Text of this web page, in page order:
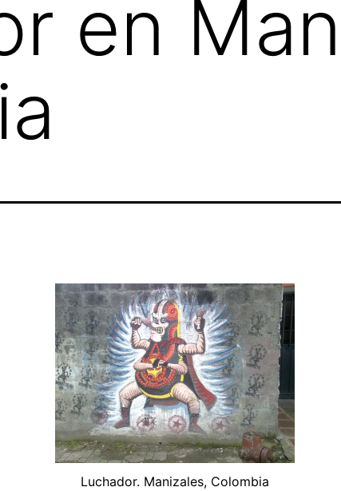
en
Luchador. Manizales, Colombia